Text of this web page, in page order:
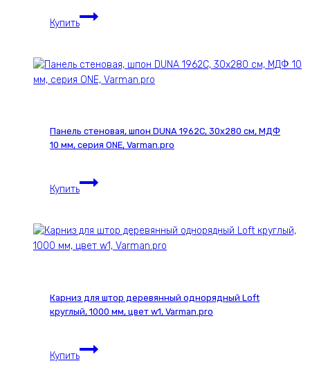
Varman.pro
Купить
Панель
стеновая,
ESPRESSO
МДФ
10
серия
ONE,
Панель стеновая, шпон DUNA 1962С, 30х280 см, МДФ
10 мм, серия ONE, Varman.pro
Купить
Панель
стеновая,
1962С,
10
мм,
ONE,
Varman.pro
Карниз для штор деревянный однорядный Loft
круглый, 1000 мм, цвет w1, Varman.pro
Купить
Карниз
для